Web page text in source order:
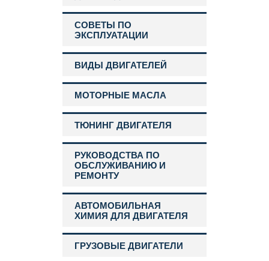
СОВЕТЫ ПО
ЭКСПЛУАТАЦИИ
ВИДЫ ДВИГАТЕЛЕЙ
МОТОРНЫЕ МАСЛА
ТЮНИНГ ДВИГАТЕЛЯ
РУКОВОДСТВА ПО
ОБСЛУЖИВАНИЮ И
РЕМОНТУ
АВТОМОБИЛЬНАЯ
ХИМИЯ ДЛЯ ДВИГАТЕЛЯ
ГРУЗОВЫЕ ДВИГАТЕЛИ